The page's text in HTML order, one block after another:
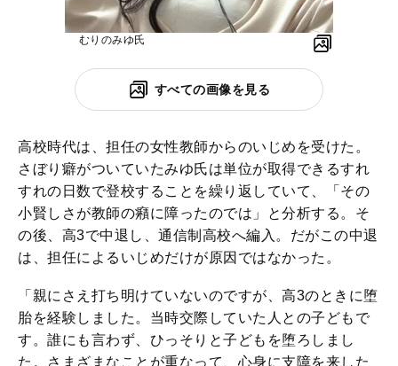
むりのみゆ氏
すべての画像を見る
高校時代は、担任の女性教師からのいじめを受けた。
さぼり癖がついていたみゆ氏は単位が取得できるすれ
すれの日数で登校することを繰り返していて、「その
小賢しさが教師の癪に障ったのでは」と分析する。そ
の後、高3で中退し、通信制高校へ編入。だがこの中退
は、担任によるいじめだけが原因ではなかった。
「親にさえ打ち明けていないのですが、高3のときに堕
胎を経験しました。当時交際していた人との子どもで
す。誰にも言わず、ひっそりと子どもを堕ろしまし
た。さまざまなことが重なって、心身に支障を来した